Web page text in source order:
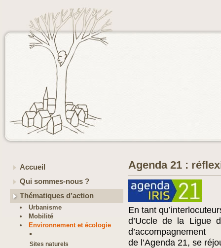
Accueil
Qui sommes-nous ?
Thématiques d’action
Urbanisme
Mobilité
Environnement et écologie
Sites naturels
Agenda 21 :
En tant
d’Uccle de la Ligue
d’accompagnement
de l’Agenda 21, se